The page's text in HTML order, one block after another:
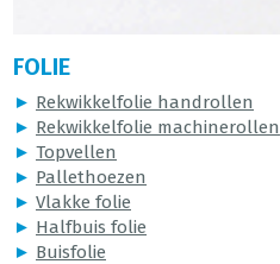
FOLIE
► Rekwikkelfolie handrollen
► Rekwikkelfolie machinerollen
► Topvellen
► Pallethoezen
► Vlakke folie
► Halfbuis folie
► Buisfolie